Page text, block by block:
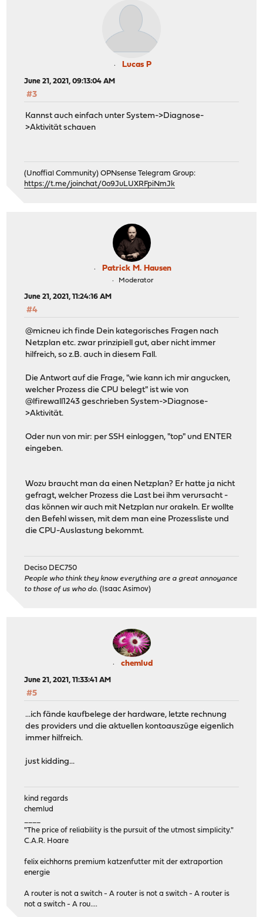
Lucas P
June 21, 2021, 09:13:04 AM
#3
Kannst auch einfach unter System->Diagnose-
>Aktivität schauen
(Unoffial Community) OPNsense Telegram Group:
https://t.me/joinchat/0o9JuLUXRFpiNmJk
Patrick M. Hausen
Moderator
June 21, 2021, 11:24:16 AM
#4
@micneu ich finde Dein kategorisches Fragen nach
Netzplan etc. zwar prinzipiell gut, aber nicht immer
hilfreich, so z.B. auch in diesem Fall.
Die Antwort auf die Frage, "wie kann ich mir angucken,
welcher Prozess die CPU belegt" ist wie von
@lfirewall1243 geschrieben System->Diagnose-
>Aktivität.
Oder nun von mir: per SSH einloggen, "top" und ENTER
eingeben.
Wozu braucht man da einen Netzplan? Er hatte ja nicht
gefragt, welcher Prozess die Last bei ihm verursacht -
das können wir auch mit Netzplan nur orakeln. Er wollte
den Befehl wissen, mit dem man eine Prozessliste und
die CPU-Auslastung bekommt.
Deciso DEC750
People who think they know everything are a great annoyance
to those of us who do. (Isaac Asimov)
chemlud
June 21, 2021, 11:33:41 AM
#5
...ich fände kaufbelege der hardware, letzte rechnung
des providers und die aktuellen kontoauszüge eigenlich
immer hilfreich.
just kidding...
kind regards
chemlud
"The price of reliability is the pursuit of the utmost simplicity."
C.A.R. Hoare
felix eichhorns premium katzenfutter mit der extraportion
energie
A router is not a switch - A router is not a switch - A router is
not a switch - A rou....